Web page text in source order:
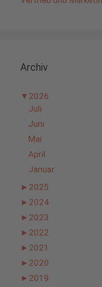
Archiv
▼ 2026
Juli
Juni
Mai
April
Januar
► 2025
► 2024
► 2023
► 2022
► 2021
► 2020
► 2019